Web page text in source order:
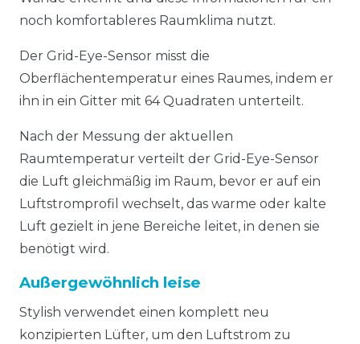
noch komfortableres Raumklima nutzt.
Der Grid-Eye-Sensor misst die
Oberflächentemperatur eines Raumes, indem er
ihn in ein Gitter mit 64 Quadraten unterteilt.
Nach der Messung der aktuellen
Raumtemperatur verteilt der Grid-Eye-Sensor
die Luft gleichmäßig im Raum, bevor er auf ein
Luftstromprofil wechselt, das warme oder kalte
Luft gezielt in jene Bereiche leitet, in denen sie
benötigt wird.
Außergewöhnlich leise
Stylish verwendet einen komplett neu
konzipierten Lüfter, um den Luftstrom zu